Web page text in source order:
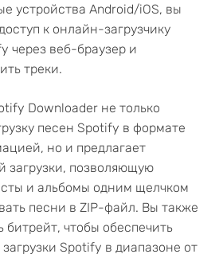
устройства Android/iOS, вы
к онлайн-загрузчику
через веб-браузер и
треки.
Downloader не только
песен Spotify в формате
но и предлагает
загрузки, позволяющую
и альбомы одним щелчком
песни в ZIP-файл. Вы также
битрейт, чтобы обеспечить
Spotify в диапазоне от